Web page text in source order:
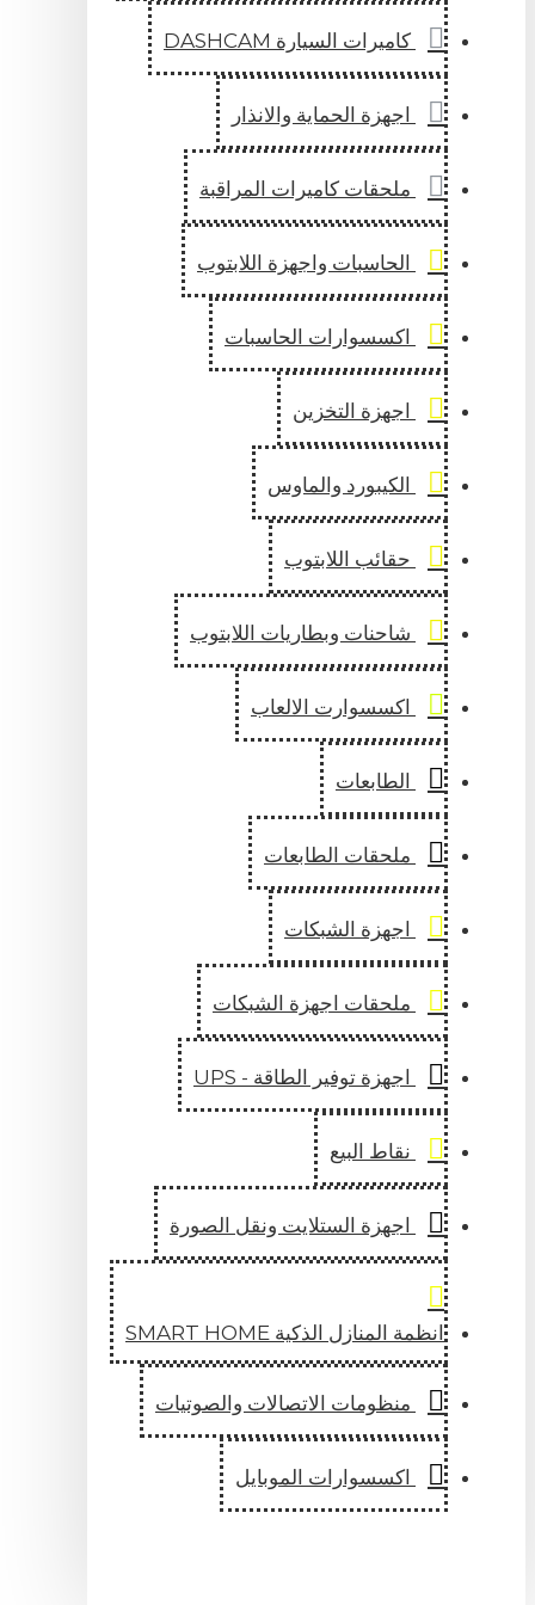
كاميرات السيارة DASHCAM
اجهزة الحماية والانذار
ملحقات كاميرات المراقبة
الحاسبات واجهزة اللابتوب
اكسسوارات الحاسبات
اجهزة التخزين
الكيبورد والماوس
حقائب اللابتوب
شاحنات وبطاريات اللابتوب
اكسسوارت الالعاب
الطابعات
ملحقات الطابعات
اجهزة الشبكات
ملحقات اجهزة الشبكات
اجهزة توفير الطاقة - UPS
نقاط البيع
اجهزة الستلايت ونقل الصورة
انظمة المنازل الذكية SMART HOME
منظومات الاتصالات والصوتيات
اكسسوارات الموبايل